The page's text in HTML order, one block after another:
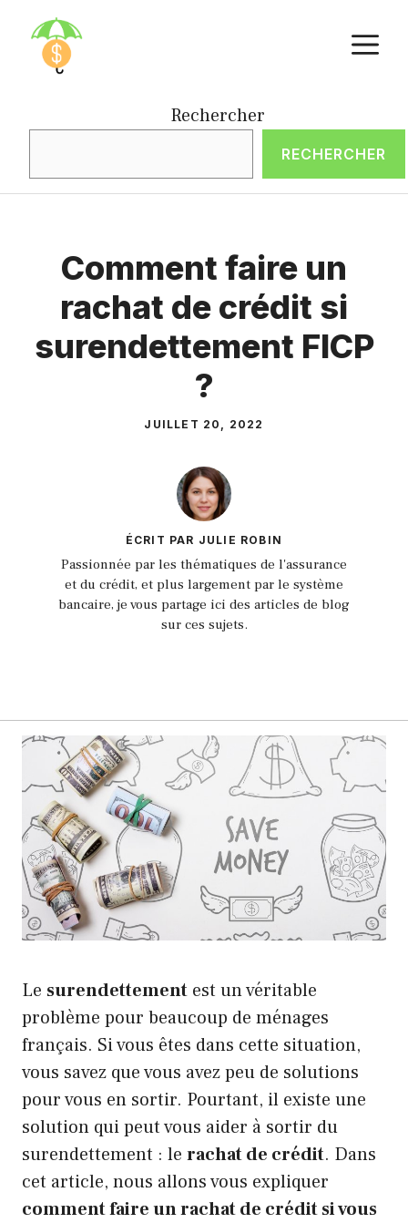
contenu
Rechercher
RECHERCHER
Comment faire un
rachat de crédit si
surendettement FICP
?
JUILLET 20, 2022
ÉCRIT PAR JULIE ROBIN
Passionnée par les thématiques de l'assurance
et du crédit, et plus largement par le système
bancaire, je vous partage ici des articles de blog
sur ces sujets.
Le surendettement est un véritable
problème pour beaucoup de ménages
français. Si vous êtes dans cette situation,
vous savez que vous avez peu de solutions
pour vous en sortir. Pourtant, il existe une
solution qui peut vous aider à sortir du
surendettement : le rachat de crédit. Dans
cet article, nous allons vous expliquer
comment faire un rachat de crédit si vous